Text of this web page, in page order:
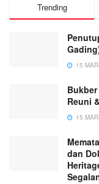
Trending
15
Reuni
15
dan